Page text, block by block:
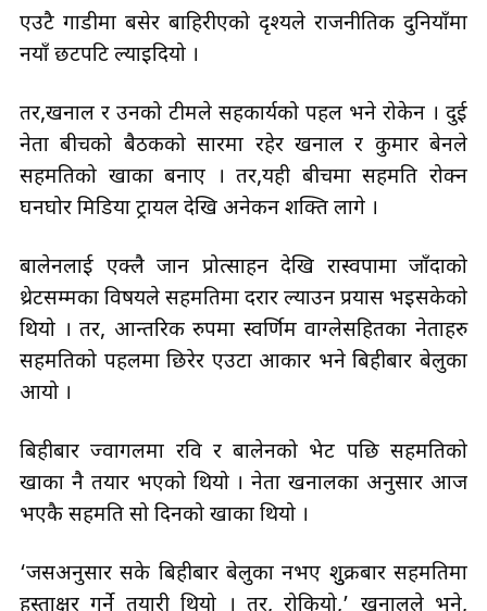
एउटै गाडीमा बसेर बाहिरीएको दृश्यले राजनीतिक दुनियाँमा
नयाँ छटपटि ल्याइदियो ।
तर,खनाल र उनको टीमले सहकार्यको पहल भने रोकेन । दुई
नेता बीचको बैठकको सारमा रहेर खनाल र कुमार बेनले
सहमतिको खाका बनाए । तर,यही बीचमा सहमति रोक्न
घनघोर मिडिया ट्रायल देखि अनेकन शक्ति लागे ।
बालेनलाई एक्लै जान प्रोत्साहन देखि रास्वपामा जाँदाको
थ्रेटसम्मका विषयले सहमतिमा दरार ल्याउन प्रयास भइसकेको
थियो । तर, आन्तरिक रुपमा स्वर्णिम वाग्लेसहितका नेताहरु
सहमतिको पहलमा छिरेर एउटा आकार भने बिहीबार बेलुका
आयो ।
बिहीबार ज्वागलमा रवि र बालेनको भेट पछि सहमतिको
खाका नै तयार भएको थियो । नेता खनालका अनुसार आज
भएकै सहमति सो दिनको खाका थियो ।
‘जसअनुसार सके बिहीबार बेलुका नभए शुुक्रबार सहमतिमा